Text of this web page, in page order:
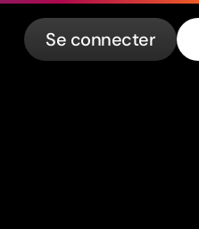
Se connecter